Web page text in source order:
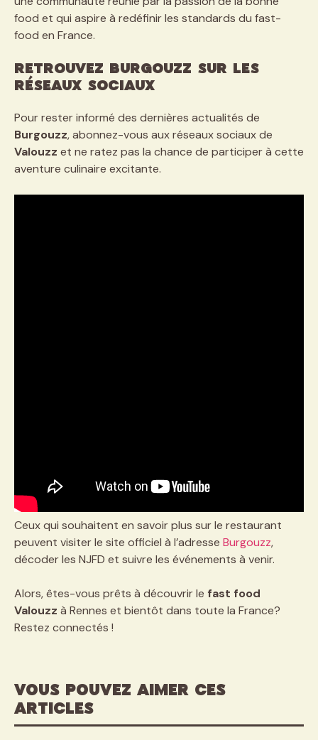
food et qui aspire à redéfinir les standards du fast-
food en France.
Retrouvez Burgouzz sur les
réseaux sociaux
Pour rester informé des dernières actualités de
Burgouzz, abonnez-vous aux réseaux sociaux de
Valouzz et ne ratez pas la chance de participer à cette
aventure culinaire excitante.
Ceux qui souhaitent en savoir plus sur le restaurant
peuvent visiter le site officiel à l’adresse Burgouzz,
décoder les NJFD et suivre les événements à venir.
Alors, êtes-vous prêts à découvrir le fast food
Valouzz à Rennes et bientôt dans toute la France?
Restez connectés !
VOUS POUVEZ AIMER CES
ARTICLES